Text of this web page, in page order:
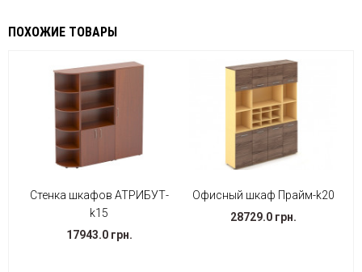
ПОХОЖИЕ ТОВАРЫ
Стенка шкафов АТРИБУТ-
k15
17943.0 грн.
Офисный шкаф Прайм-k20
28729.0 грн.